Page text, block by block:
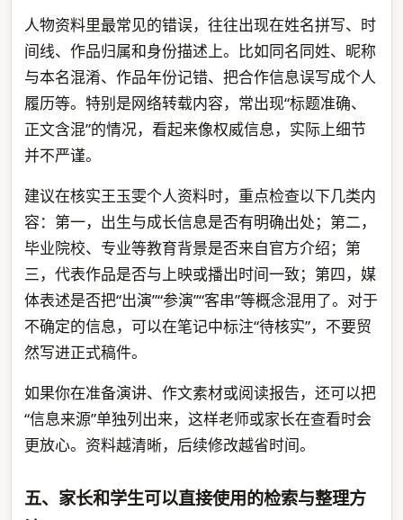
人物资料里最常见的错误，往往出现在姓名拼写、时
间线、作品归属和身份描述上。比如同名同姓、昵称
与本名混淆、作品年份记错、把合作信息误写成个人
履历等。特别是网络转载内容，常出现“标题准确、
正文含混”的情况，看起来像权威信息，实际上细节
并不严谨。
建议在核实王玉雯个人资料时，重点检查以下几类内
容：第一，出生与成长信息是否有明确出处；第二，
毕业院校、专业等教育背景是否来自官方介绍；第
三，代表作品是否与上映或播出时间一致；第四，媒
体表述是否把“出演”“参演”“客串”等概念混用了。对于
不确定的信息，可以在笔记中标注“待核实”，不要贸
然写进正式稿件。
如果你在准备演讲、作文素材或阅读报告，还可以把
“信息来源”单独列出来，这样老师或家长在查看时会
更放心。资料越清晰，后续修改越省时间。
五、家长和学生可以直接使用的检索与整理方